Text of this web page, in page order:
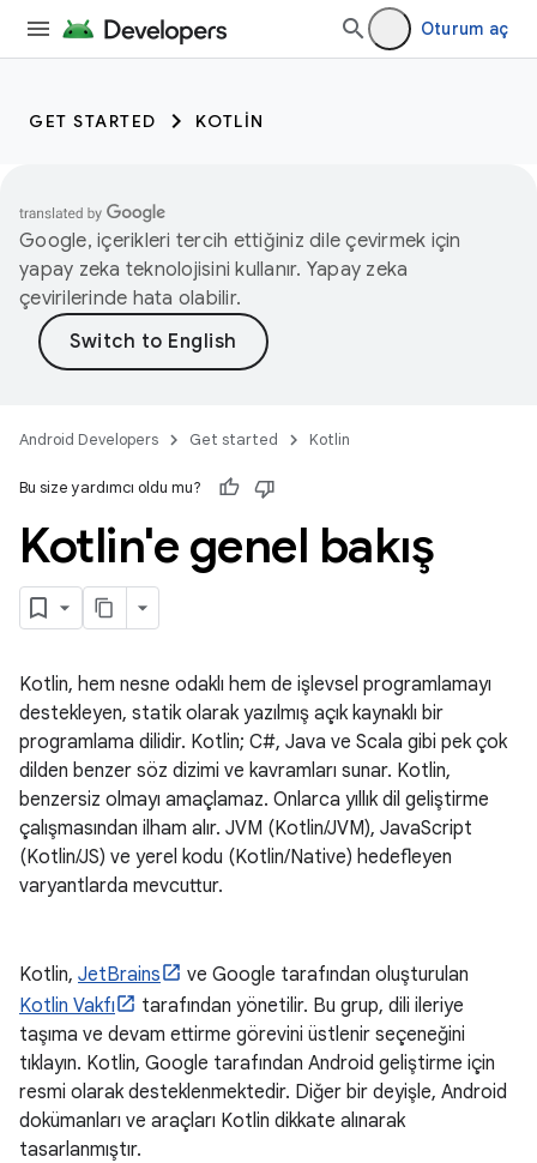
Oturum aç
GET STARTED KOTLIN
Google, içerikleri tercih ettiğiniz dile çevirmek için
yapay zeka teknolojisini kullanır. Yapay zeka
çevirilerinde hata olabilir.
Android Developers Get started Kotlin
Bu size yardımcı oldu mu?
Kotlin'e genel bakış
Kotlin, hem nesne odaklı hem de işlevsel programlamayı
destekleyen, statik olarak yazılmış açık kaynaklı bir
programlama dilidir. Kotlin; C#, Java ve Scala gibi pek çok
dilden benzer söz dizimi ve kavramları sunar. Kotlin,
benzersiz olmayı amaçlamaz. Onlarca yıllık dil geliştirme
çalışmasından ilham alır. JVM (Kotlin/JVM), JavaScript
(Kotlin/JS) ve yerel kodu (Kotlin/Native) hedefleyen
varyantlarda mevcuttur.
Kotlin, JetBrains
ve Google tarafından oluşturulan
Kotlin Vakfı
tarafından yönetilir. Bu grup, dili ileriye
taşıma ve devam ettirme görevini üstlenir seçeneğini
tıklayın. Kotlin, Google tarafından Android geliştirme için
resmi olarak desteklenmektedir. Diğer bir deyişle, Android
dokümanları ve araçları Kotlin dikkate alınarak
tasarlanmıştır.